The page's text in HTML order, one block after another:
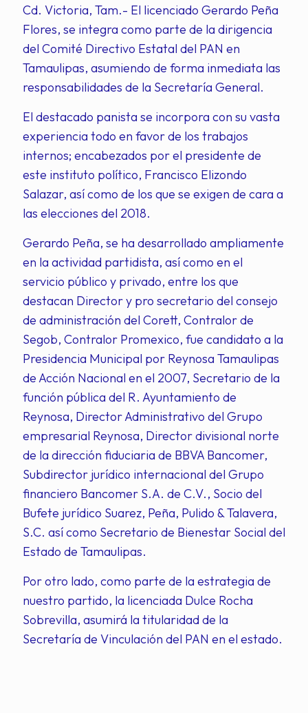
Cd. Victoria, Tam.- El licenciado Gerardo Peña
Flores, se integra como parte de la dirigencia
del Comité Directivo Estatal del PAN en
Tamaulipas, asumiendo de forma inmediata las
responsabilidades de la Secretaría General.
El destacado panista se incorpora con su vasta
experiencia todo en favor de los trabajos
internos; encabezados por el presidente de
este instituto político, Francisco Elizondo
Salazar, así como de los que se exigen de cara a
las elecciones del 2018.
Gerardo Peña, se ha desarrollado ampliamente
en la actividad partidista, así como en el
servicio público y privado, entre los que
destacan Director y pro secretario del consejo
de administración del Corett, Contralor de
Segob, Contralor Promexico, fue candidato a la
Presidencia Municipal por Reynosa Tamaulipas
de Acción Nacional en el 2007, Secretario de la
función pública del R. Ayuntamiento de
Reynosa, Director Administrativo del Grupo
empresarial Reynosa, Director divisional norte
de la dirección fiduciaria de BBVA Bancomer,
Subdirector jurídico internacional del Grupo
financiero Bancomer S.A. de C.V., Socio del
Bufete jurídico Suarez, Peña, Pulido & Talavera,
S.C. así como Secretario de Bienestar Social del
Estado de Tamaulipas.
Por otro lado, como parte de la estrategia de
nuestro partido, la licenciada Dulce Rocha
Sobrevilla, asumirá la titularidad de la
Secretaría de Vinculación del PAN en el estado.